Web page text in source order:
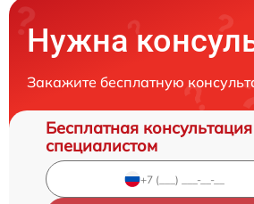
Нужна
Закажите бесплатную
Бесплатная
специалистом